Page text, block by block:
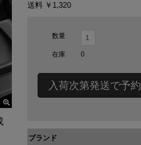
送料 ￥1,320
数量
在庫 0
入荷次第発送で予約
ブランド